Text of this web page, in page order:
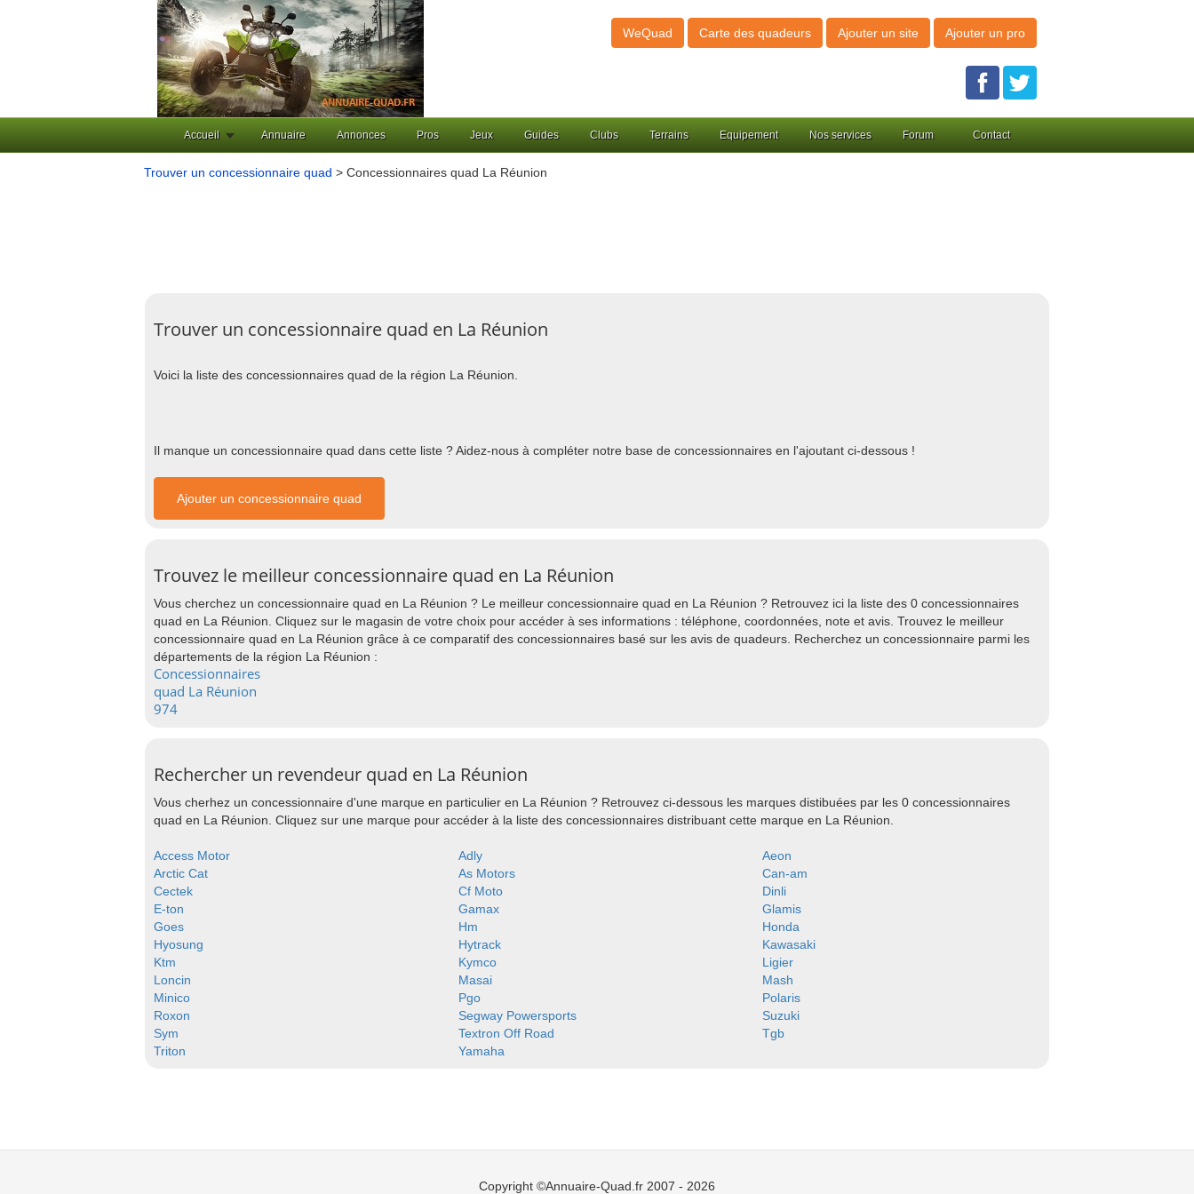
WeQuad Carte des quadeurs Ajouter un site Ajouter un pro
Accueil Annuaire Annonces Pros Jeux Guides Clubs Terrains Equipement Nos services Forum Contact
Trouver un concessionnaire quad > Concessionnaires quad La Réunion
Trouver un concessionnaire quad en La Réunion
Voici la liste des concessionnaires quad de la région La Réunion.
Il manque un concessionnaire quad dans cette liste ? Aidez-nous à compléter notre base de concessionnaires en l'ajoutant ci-dessous !
Ajouter un concessionnaire quad
Trouvez le meilleur concessionnaire quad en La Réunion
Vous cherchez un concessionnaire quad en La Réunion ? Le meilleur concessionnaire quad en La Réunion ? Retrouvez ici la liste des 0 concessionnaires
quad en La Réunion. Cliquez sur le magasin de votre choix pour accéder à ses informations : téléphone, coordonnées, note et avis. Trouvez le meilleur
concessionnaire quad en La Réunion grâce à ce comparatif des concessionnaires basé sur les avis de quadeurs. Recherchez un concessionnaire parmi les
départements de la région La Réunion :
Concessionnaires
quad La Réunion
974
Rechercher un revendeur quad en La Réunion
Vous cherhez un concessionnaire d'une marque en particulier en La Réunion ? Retrouvez ci-dessous les marques distibuées par les 0 concessionnaires
quad en La Réunion. Cliquez sur une marque pour accéder à la liste des concessionnaires distribuant cette marque en La Réunion.
Access Motor Adly
Aeon
Arctic Cat
As Motors
Can-am
Cectek
Cf Moto
Dinli
E-ton
Gamax
Glamis
Goes
Hm
Honda
Hyosung
Hytrack
Kawasaki
Ktm
Kymco
Ligier
Loncin
Masai
Mash
Minico
Pgo
Polaris
Roxon
Segway Powersports
Suzuki
Sym
Textron Off Road
Tgb
Triton
Yamaha
Copyright ©Annuaire-Quad.fr 2007 - 2026